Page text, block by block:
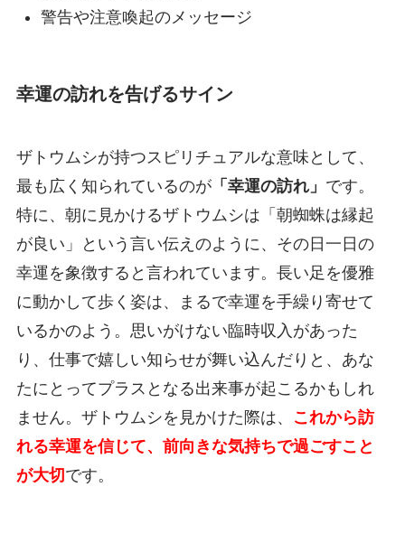
警告や注意喚起のメッセージ
幸運の訪れを告げるサイン
ザトウムシが持つスピリチュアルな意味として、
最も広く知られているのが「幸運の訪れ」 です。
特に、朝に見かけるザトウムシは「朝蜘蛛は縁起
が良い」という言い伝えのように、その日一日の
幸運を象徴すると言われています。長い足を優雅
に動かして歩く姿は、まるで幸運を手繰り寄せて
いるかのよう。思いがけない臨時収入があった
り、仕事で嬉しい知らせが舞い込んだりと、あな
たにとってプラスとなる出来事が起こるかもしれ
ません。ザトウムシを見かけた際は、
これから訪
れる幸運を信じて、前向きな気持ちで過ごすこと
が大切です。